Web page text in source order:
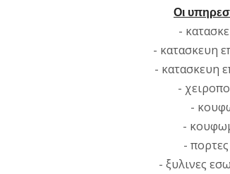
Οι
-
- κατασκευη
- κατασκευη
-
-
-
-
- ξυλινες